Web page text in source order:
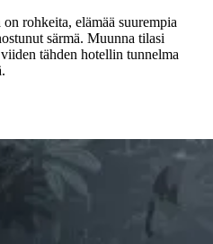
rohkeita, elämää suurempia
särmä. Muunna tilasi
tähden hotellin tunnelma